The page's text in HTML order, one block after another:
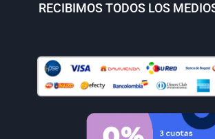
RECIBIMOS TODOS LOS